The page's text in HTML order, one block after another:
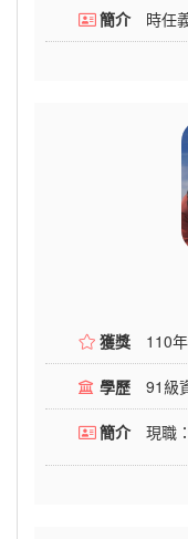
簡介 時任
獲獎 110
學歷 91級
簡介 現職